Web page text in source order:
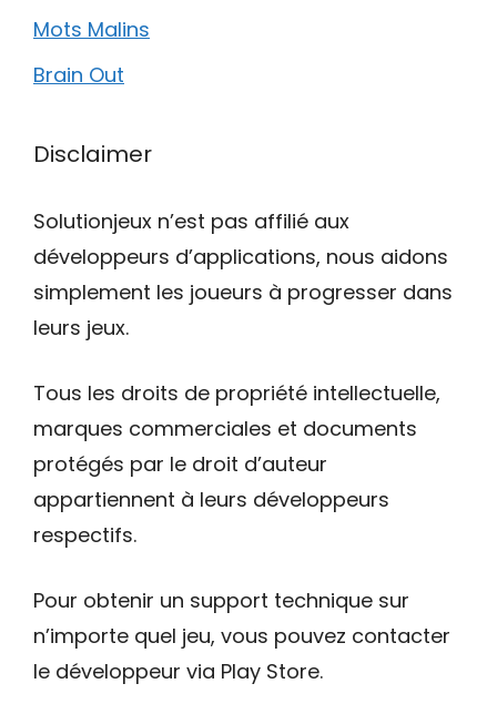
Mots Malins
Brain Out
Disclaimer
Solutionjeux n’est pas affilié aux
développeurs d’applications, nous aidons
simplement les joueurs à progresser dans
leurs jeux.
Tous les droits de propriété intellectuelle,
marques commerciales et documents
protégés par le droit d’auteur
appartiennent à leurs développeurs
respectifs.
Pour obtenir un support technique sur
n’importe quel jeu, vous pouvez contacter
le développeur via Play Store.